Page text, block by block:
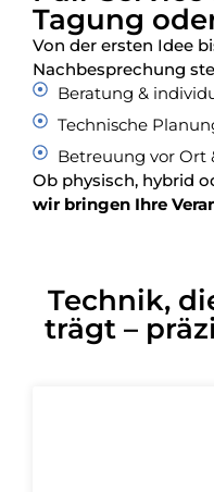
Tagung
Von der ersten Idee
Nachbesprechung
Beratung &
Technische
Betreuung vor Ort
Ob physisch, hybrid
wir bringen Ihre
Technik,
trägt –